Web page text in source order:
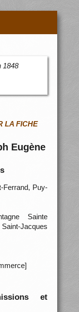
1848
LA FICHE
Eugène
Ferrand, Puy-
Sainte
Saint-Jacques
et